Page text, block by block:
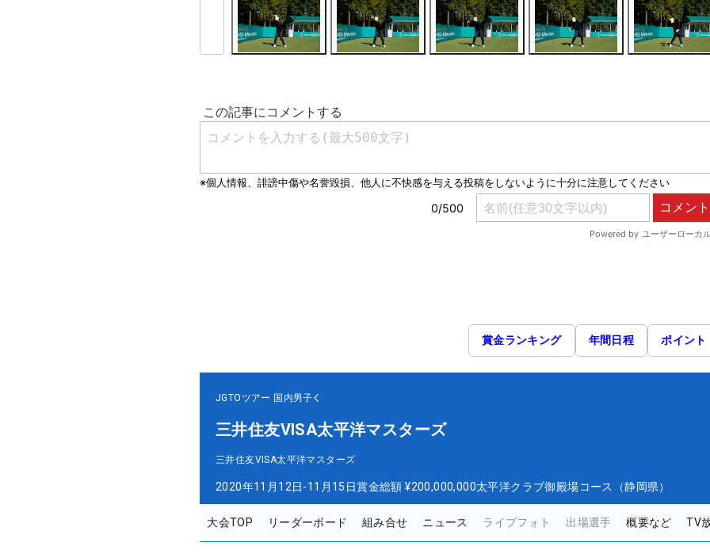
賞金ランキング 年間日程 ポイント
JGTOツアー 国内男子
三井住友VISA太平洋マスターズ
三井住友VISA太平洋マスターズ
2020年11月12日-11月15日賞金総額 ¥200,000,000太平洋クラブ御殿場コース（静岡県）
大会TOP リーダーボード 組み合せ ニュース ライブフォト 出場選手 概要など TV